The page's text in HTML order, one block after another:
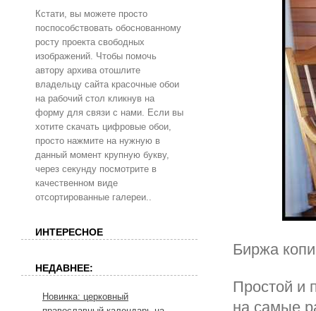
Биржа
Простой и
на самые
Кстати, вы можете просто
поспособствовать обоснованному
росту проекта свободных
изображений. Чтобы помочь
автору архива отошлите
владельцу сайта красочные обои
на рабочий стол кликнув на
форму для связи с нами. Если вы
хотите скачать цифровые обои,
просто нажмите на нужную в
данный момент крупную букву,
через секунду посмотрите в
качественном виде
отсортированные галереи..
ИНТЕРЕСНОЕ
НЕДАВНЕЕ:
Новинка: церковный